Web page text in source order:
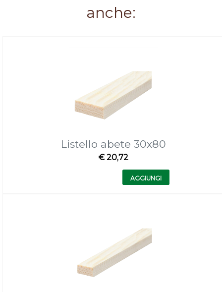
anche:
Listello abete 30x80
€ 20,72
Quantità
AGGIUNGI